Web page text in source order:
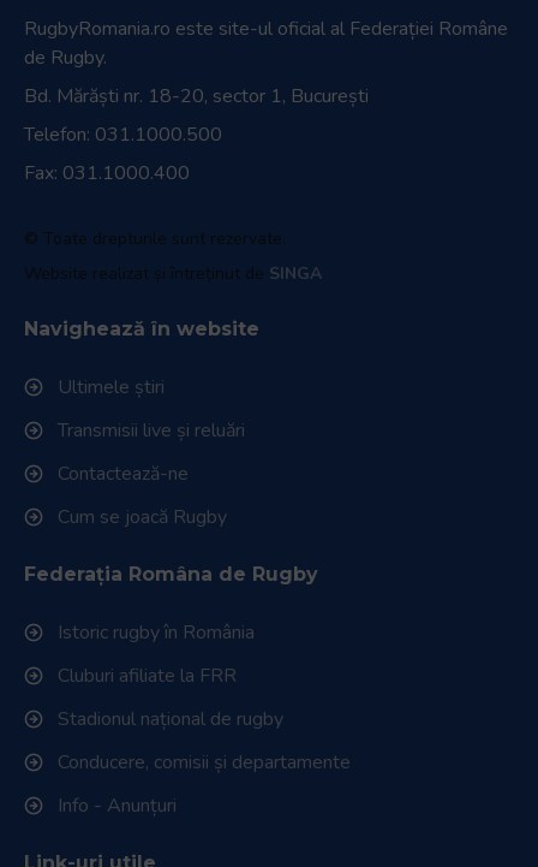
RugbyRomania.ro este site-ul oficial al Federației Române
de Rugby.
Bd. Mărăști nr. 18-20, sector 1, București
Telefon: 031.1000.500
Fax: 031.1000.400
© Toate drepturile sunt rezervate.
Website realizat și întreținut de SINGA
Navighează în website
Ultimele știri
Transmisii live și reluări
Contactează-ne
Cum se joacă Rugby
Federația Româna de Rugby
Istoric rugby în România
Cluburi afiliate la FRR
Stadionul național de rugby
Conducere, comisii și departamente
Info - Anunțuri